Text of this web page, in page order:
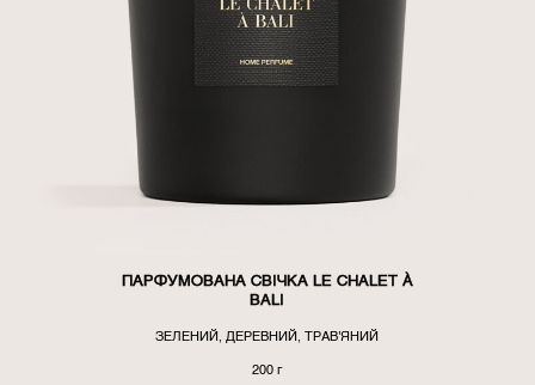
ПАРФУМОВАНА СВІЧКА LE CHALET À
BALI
ЗЕЛЕНИЙ, ДЕРЕВНИЙ, ТРАВ'ЯНИЙ
200 г